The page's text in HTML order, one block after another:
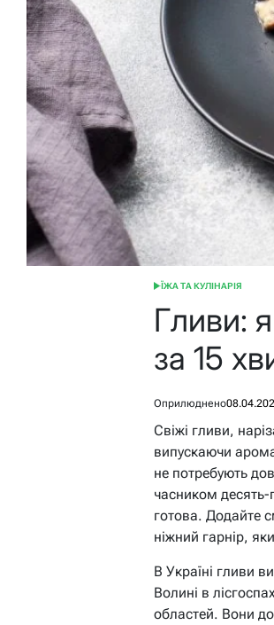
ОПУБЛІКУВАТИ
ЇЖА ТА КУЛІНАРІЯ
Гливи:
за 15
Оприлюднено
Свіжі гливи,
випускаючи
не потребують
часником десять-
готова. Додайте
ніжний гарнір,
В Україні гливи
Волині в
областей. Вони